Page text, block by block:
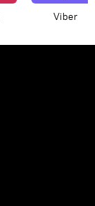
Viber